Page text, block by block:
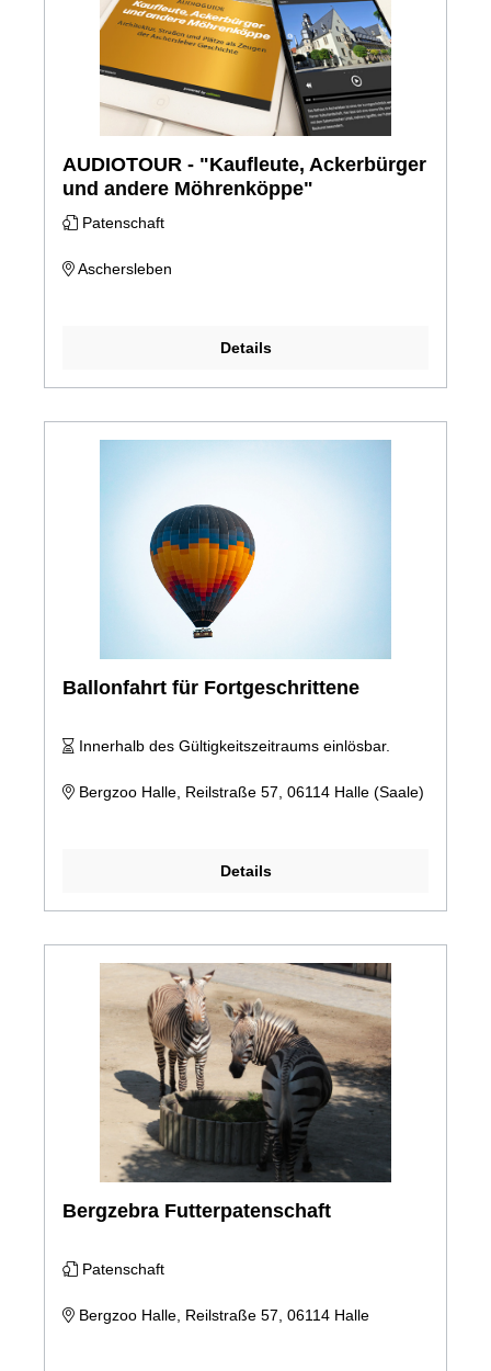
AUDIOTOUR - "Kaufleute, Ackerbürger
und andere Möhrenköppe"
Patenschaft
Aschersleben
Details
Ballonfahrt für Fortgeschrittene
Innerhalb des Gültigkeitszeitraums einlösbar.
Bergzoo Halle, Reilstraße 57, 06114 Halle (Saale)
Details
Bergzebra Futterpatenschaft
Patenschaft
Bergzoo Halle, Reilstraße 57, 06114 Halle